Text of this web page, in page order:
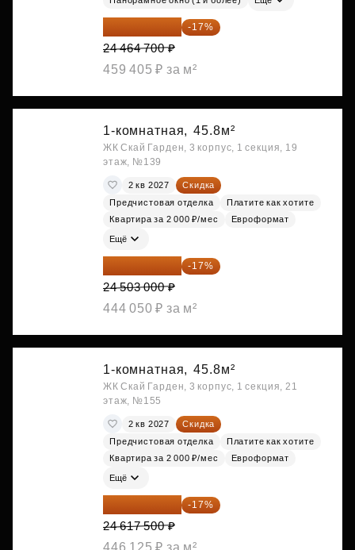
20 305 701 ₽ -17%
24 464 700 ₽
459 405 ₽ за м²
1-комнатная, 45.8м²
ЖК Скай Гарден, 3 корпус, 1 секция, 19
этаж, №139
2 кв 2027
Скидка
Предчистовая отделка
Платите как хотите
Квартира за 2 000 ₽/мес
Евроформат
Ещё
20 337 490 ₽ -17%
24 503 000 ₽
444 050 ₽ за м²
1-комнатная, 45.8м²
ЖК Скай Гарден, 3 корпус, 1 секция, 21
этаж, №155
2 кв 2027
Скидка
Предчистовая отделка
Платите как хотите
Квартира за 2 000 ₽/мес
Евроформат
Ещё
20 432 525 ₽ -17%
24 617 500 ₽
446 125 ₽ за м²